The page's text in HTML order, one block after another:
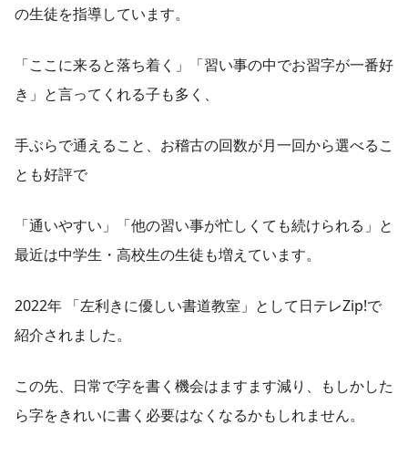
の生徒を指導しています。
「ここに来ると落ち着く」「習い事の中でお習字が一番好
き」と言ってくれる子も多く、
手ぶらで通えること、お稽古の回数が月一回から選べるこ
とも好評で
「通いやすい」「他の習い事が忙しくても続けられる」と
最近は中学生・高校生の生徒も増えています。
2022年 「左利きに優しい書道教室」として日テレZip!で
紹介されました。
この先、日常で字を書く機会はますます減り、もしかした
ら字をきれいに書く必要はなくなるかもしれません。